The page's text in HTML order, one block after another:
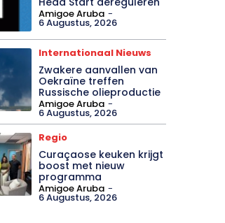
Amigoe Aruba -
6 Augustus, 2026
Internationaal Nieuws
Zwakere aanvallen van
Oekraïne treffen
Russische olieproductie
Amigoe Aruba -
6 Augustus, 2026
Regio
Curaçaose keuken krijgt
boost met nieuw
programma
Amigoe Aruba -
6 Augustus, 2026